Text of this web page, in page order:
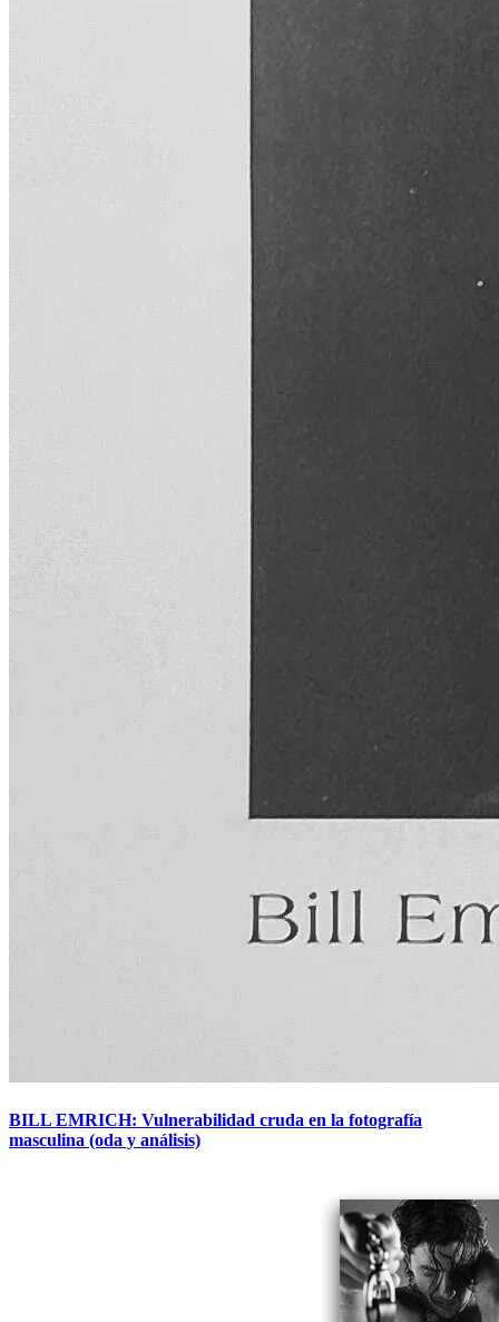
BILL EMRICH: Vulnerabilidad cruda en la fotografía
masculina (oda y análisis)